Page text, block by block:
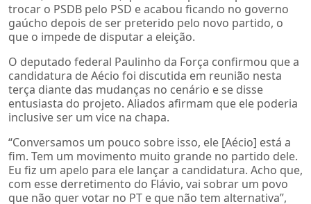
trocar o PSDB pelo PSD e acabou ficando no governo
gaúcho depois de ser preterido pelo novo partido, o
que o impede de disputar a eleição.
O deputado federal Paulinho da Força confirmou que a
candidatura de Aécio foi discutida em reunião nesta
terça diante das mudanças no cenário e se disse
entusiasta do projeto. Aliados afirmam que ele poderia
inclusive ser um vice na chapa.
“Conversamos um pouco sobre isso, ele [Aécio] está a
fim. Tem um movimento muito grande no partido dele.
Eu fiz um apelo para ele lançar a candidatura. Acho que,
com esse derretimento do Flávio, vai sobrar um povo
que não quer votar no PT e que não tem alternativa”,